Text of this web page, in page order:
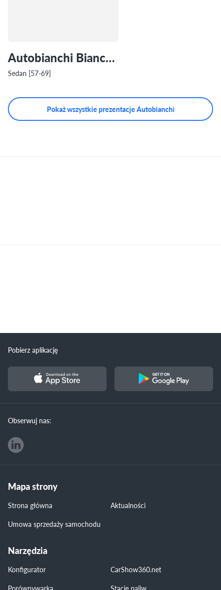
Autobianchi Bianchina
Sedan [57-69]
Pokaż wszystkie prezentacje Autobianchi
Pobierz aplikację
Obserwuj nas:
Mapa strony
Strona główna
Aktualności
Umowa sprzedaży samochodu
Narzędzia
Konfigurator
CarShow360.net
Porównywarka
Stacje paliw